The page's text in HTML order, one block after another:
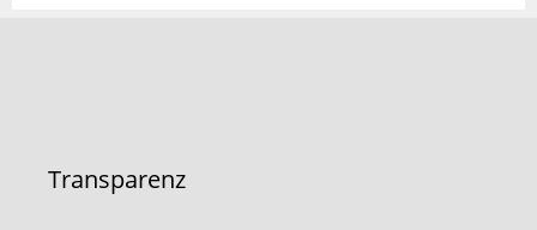
Transparenz